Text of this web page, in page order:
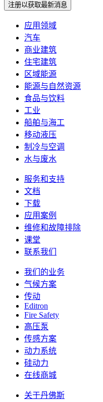
注册以获取最新消息
应用领域
汽车
商业建筑
住宅建筑
区域能源
能源与自然资源
食品与饮料
工业
船舶与海工
移动液压
制冷与空调
水与废水
服务和支持
文档
下载
应用案例
维修和故障排除
课堂
联系我们
我们的业务
气候方案
传动
Editron
Fire Safety
高压泵
传感方案
动力系统
硅动力
在线商城
关于丹佛斯